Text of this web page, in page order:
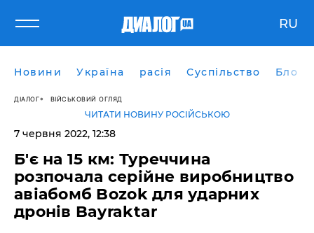
RU
Новини Україна расія Суспільство Блоги
ДІАЛОГ ВІЙСЬКОВИЙ ОГЛЯД
ЧИТАТИ НОВИНУ РОСІЙСЬКОЮ
7 червня 2022, 12:38
Б'є на 15 км: Туреччина
розпочала серійне виробництво
авіабомб Bozok для ударних
дронів Bayraktar